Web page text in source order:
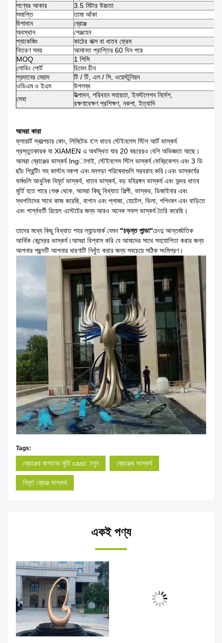
পণ্যের আকার
3.5 মিটার উচ্চতা
সমাপ্তি
তামা আঁকা
উপাদান
ব্রোঞ্জ
অবস্থান
শেঞ্জহেন
প্যাকেজিং
কাঠের বাক্স বা ধাতব ফ্রেম
বিতরণ সময়
আমানত প্রাপ্তির 60 দিন পরে
MOQ
1 পিসি
লোডিং পোর্ট
চিমেন চীন
প্রদানের মেয়াদ
টি / টি, এল / সি, ওয়েস্টুনিয়ন
ওডিএম ও ইএম
উপলব্ধ
সেবা
উত্পাদন, পরিবহন সহায়তা, ইনস্টলেশন নির্দেশ,
রক্ষণাবেক্ষণ প্রশিক্ষণ, নকশা, ইত্যাদি
আমরা কারা
ফ্লায়ার্ট স্কাল্পচার কোং, লিমিটেড হ'ল ধাতব স্টেইনলেস স্টিল আর্ট ভাস্কর্য
প্রস্তুতকারক যা XIAMEN এ অবস্থিত যার 20 বছরেরও বেশি অভিজ্ঞতা আছে।
আমরা ব্রোঞ্জের ভাস্কর্য Ingালাই, স্টেইনলেস স্টিল ভাস্কর্য ফেব্রিকেশন এবং 3 ডি
ছাঁচ প্রিন্টিং সহ কাস্টম নকশা এবং মনগড়া পরিষেবাগুলি সরবরাহ করি।এবং ভাস্কর্যের
ফর্মগুলি আধুনিক বিমূর্ত ভাস্কর্য, ধাতব ভাস্কর্য, বড় বহিরঙ্গন ভাস্কর্য এবং অন্দর ধাতব
মূর্তি হতে পারে।শুরু থেকে, আমরা কিছু বিখ্যাত শিল্পী, ভাস্কর, ডিজাইনার এবং
স্থপতিদের সাথে কাজ করেছি, বাগান এবং প্লাজা, হোটেল, ভিলা, শপিংমল এবং বাড়িতে
এবং পার্শ্ববর্তী রিয়েল এস্টেটের জন্য আরও অনেক সফল ভাস্কর্য তৈরি করেছি।
তাদের মধ্যে কিছু বিখ্যাত শহর ল্যান্ডমার্ক যেমন "চড়ন্ত পান্ডা"চেংদু আন্তর্জাতিক
আর্থিক কেন্দ্রের ভাস্কর্য।আমরা বিশ্বাস করি যে আমাদের সাথে সহযোগিতা করার জন্য
আপনার পছন্দটি আপনার ধারণাটি নিখুঁত করার জন্য সবচেয়ে সঠিক সংমিশ্রণ।
Tags:
ব্রোঞ্জের বাগানের মূর্তি castালুন ব্রোঞ্জের ভাস্কর্য
বিমূর্ত ব্রোঞ্জ ভাস্কর্য
একই পণ্য